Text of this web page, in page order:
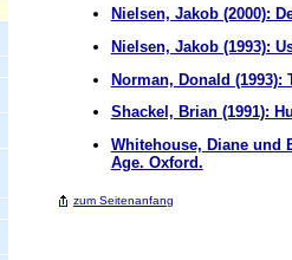
Nielsen, Jakob (2000):
Nielsen, Jakob (1993):
Norman, Donald (1993):
Shackel, Brian (1991):
Whitehouse, Diane und
Age. Oxford.
zum Seitenanfang